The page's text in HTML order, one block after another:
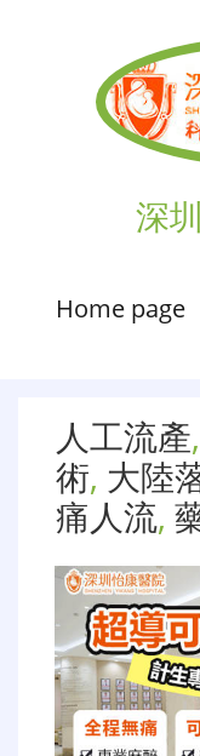
深
Home page
人工流產,
術, 大陸
痛人流,